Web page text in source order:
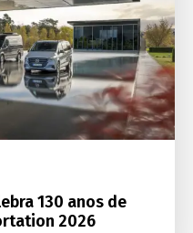
130 anos de
2026